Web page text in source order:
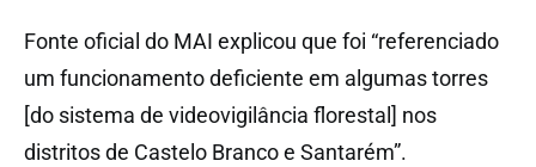
Fonte oficial do MAI explicou que foi “referenciado
um funcionamento deficiente em algumas torres
[do sistema de videovigilância florestal] nos
distritos de Castelo Branco e Santarém”.